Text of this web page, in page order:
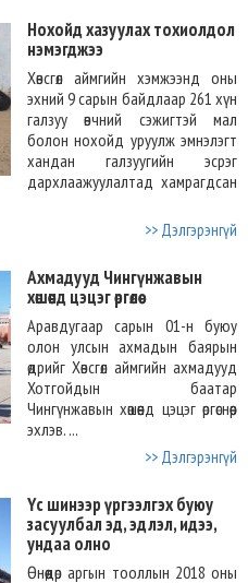
Нохойд хазуулах тохиолдол
нэмэгджээ
Хөвсгөл аймгийн хэмжээнд оны
эхний 9 сарын байдлаар 261 хүн
галзуу өвчний сэжигтэй мал
болон нохойд уруулж эмнэлэгт
хандан галзуугийн эсрэг
дархлаажуулалтад хамрагдсан
>> Дэлгэрэнгүй
Ахмадууд Чингүнжавын
хөшөөнд цэцэг өргөлөө
Аравдугаар сарын 01-н буюу
олон улсын ахмадын баярын
өдрийг Хөвсгөл аймгийн ахмадууд
Хотгойдын баатар
Чингүнжавын хөшөөнд цэцэг өргөснөөр
эхлэв. ...
>> Дэлгэрэнгүй
Үс шинээр үргээлгэх буюу
засуулбал эд, эдлэл, идээ,
ундаа олно
Өнөөдөр аргын тооллын 2018 оны